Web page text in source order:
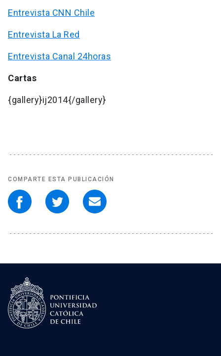
Entrevista CNN Chile
Entrevista La Red
Entrevista Canal 24horas
Cartas
{gallery}ij2014{/gallery}
COMPARTE ESTA PUBLICACIÓN